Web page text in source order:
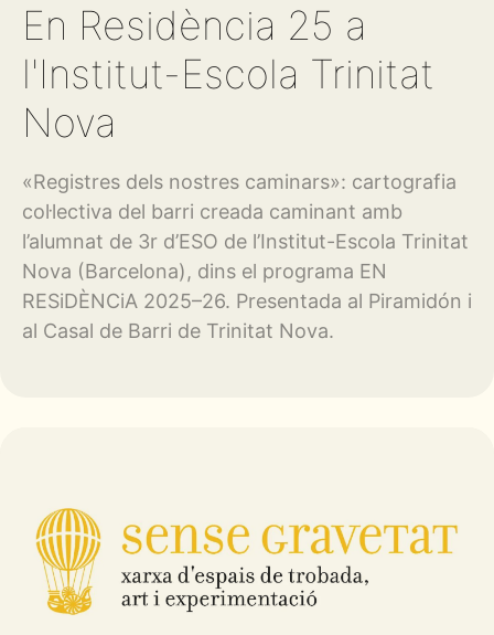
En Residència 25 a
l'Institut-Escola Trinitat
Nova
«Registres dels nostres caminars»: cartografia
col·lectiva del barri creada caminant amb
l’alumnat de 3r d’ESO de l’Institut-Escola Trinitat
Nova (Barcelona), dins el programa EN
RESiDÈNCiA 2025–26. Presentada al Piramidón i
al Casal de Barri de Trinitat Nova.